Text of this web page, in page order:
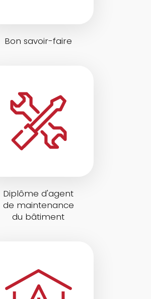
Bon savoir-faire
Diplôme d'agent
de maintenance
du bâtiment